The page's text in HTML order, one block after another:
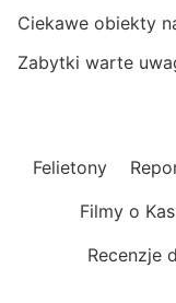
Ciekawe obiekty
Zabytki warte
Felietony
Filmy o
Recenzje